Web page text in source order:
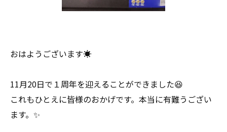
おはようございます☀
11月20日で１周年を迎えることができました😆
これもひとえに皆様のおかげです。本当に有難うござい
ます。✨